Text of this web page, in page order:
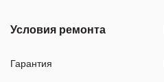
Условия ремонта
Гарантия